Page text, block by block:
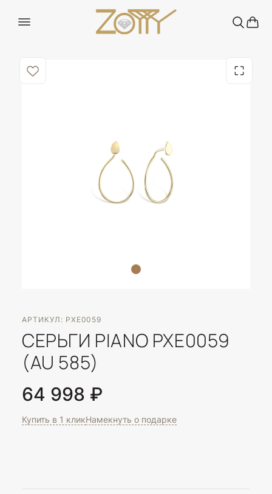
АРТИКУЛ: PXE0059
СЕРЬГИ PIANO PXE0059
(AU 585)
64 998 ₽
Купить в 1 кликНамекнуть о подарке